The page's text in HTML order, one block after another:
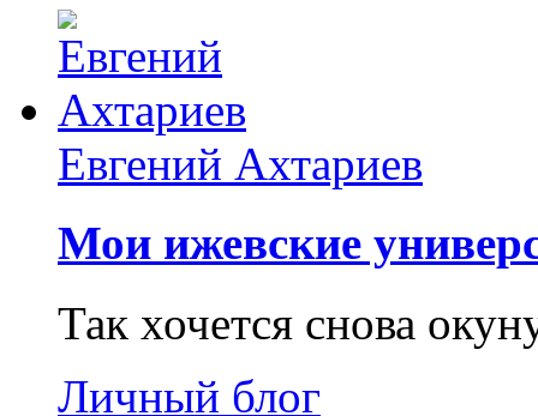
Евгений Ахтариев
Мои ижевские
Так хочется снова
Личный блог